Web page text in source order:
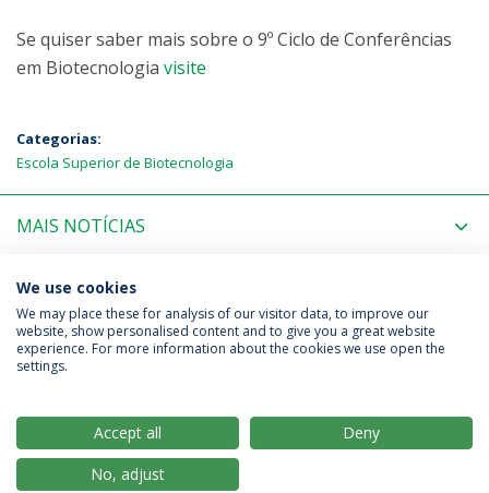
Se quiser saber mais sobre o 9º Ciclo de Conferências
em Biotecnologia visite
Categorias:
Escola Superior de Biotecnologia
MAIS NOTÍCIAS
PRÓXIMOS EVENTOS
Política de Privacidade
Termos & Condições
© 2026 Universidade Católica Portuguesa
We use cookies
We may place these for analysis of our visitor data, to improve our
website, show personalised content and to give you a great website
experience. For more information about the cookies we use open the
settings.
Accept all
Deny
No, adjust